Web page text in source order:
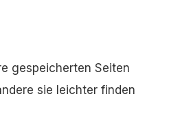
gespeicherten Seiten
sie leichter finden